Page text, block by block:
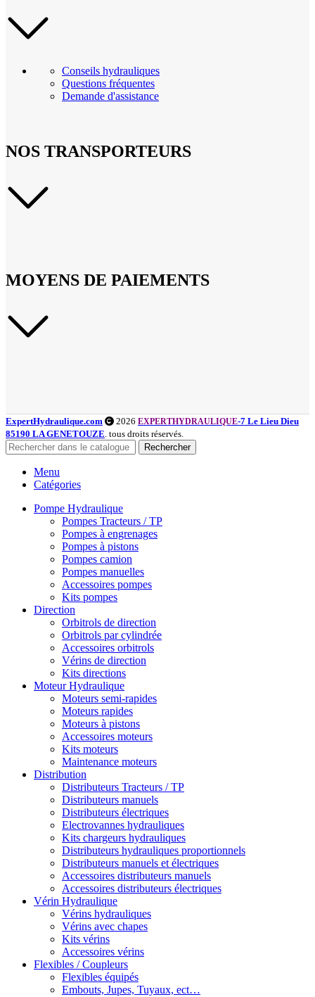
Conseils hydrauliques
Questions fréquentes
Demande d'assistance
NOS TRANSPORTEURS
MOYENS DE PAIEMENTS
ExpertHydraulique.com 2026 EXPERTHYDRAULIQUE-7 Le Lieu Dieu
85190 LA GENETOUZE . tous droits réservés.
Rechercher
Menu
Catégories
Pompe Hydraulique
Pompes Tracteurs / TP
Pompes à engrenages
Pompes à pistons
Pompes camion
Pompes manuelles
Accessoires pompes
Kits pompes
Direction
Orbitrols de direction
Orbitrols par cylindrée
Accessoires orbitrols
Vérins de direction
Kits directions
Moteur Hydraulique
Moteurs semi-rapides
Moteurs rapides
Moteurs à pistons
Accessoires moteurs
Kits moteurs
Maintenance moteurs
Distribution
Distributeurs Tracteurs / TP
Distributeurs manuels
Distributeurs électriques
Electrovannes hydrauliques
Kits chargeurs hydrauliques
Distributeurs hydrauliques proportionnels
Distributeurs manuels et électriques
Accessoires distributeurs manuels
Accessoires distributeurs électriques
Vérin Hydraulique
Vérins hydrauliques
Vérins avec chapes
Kits vérins
Accessoires vérins
Flexibles / Coupleurs
Flexibles équipés
Embouts, Jupes, Tuyaux, ect…